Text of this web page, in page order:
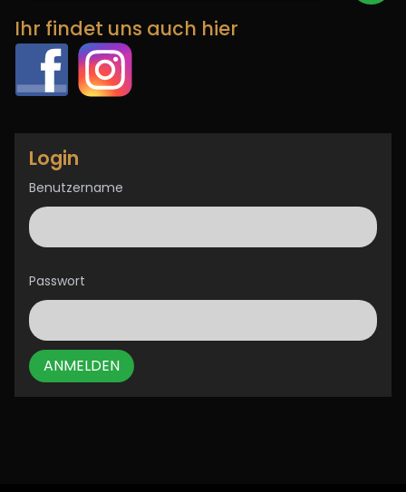
Ihr findet uns auch hier
Login
Benutzername
Passwort